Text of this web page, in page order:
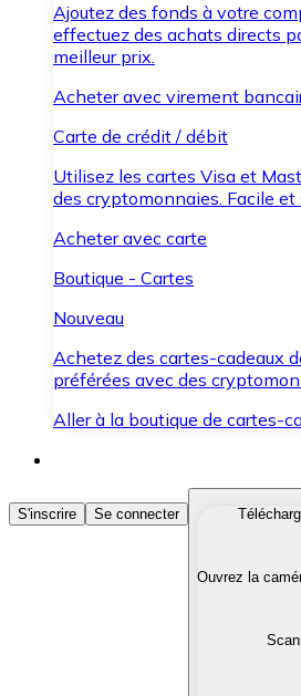
Ajoutez des fonds à votre
effectuez des achats directs
meilleur prix.
Acheter avec virement
Carte de crédit / débit
Utilisez les cartes Visa et
des cryptomonnaies. Facile et
Acheter avec carte
Boutique - Cartes
Nouveau
Achetez des cartes-cadeaux
préférées avec des
Aller à la boutique de cartes-
Acheter des Cryptomonnaies
Achetez les cryptomonnaies
Convertissez vos
S'inscrire Se connecter
Ouvrez la